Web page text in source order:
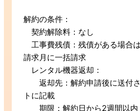
解約の条件：
契約解除料：なし
工事費残債：残債がある場合
請求月に一括請求
レンタル機器返却：
返却先：解約申請後に送付さ
トに記載
期限：解約日から2週間以内